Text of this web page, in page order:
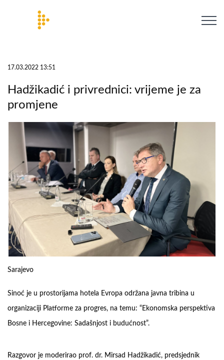
17.03.2022 13:51
Hadžikadić i privrednici: vrijeme je za
promjene
Sarajevo
Sinoć je u prostorijama hotela Evropa održana javna tribina u
organizaciji Platforme za progres, na temu: “Ekonomska perspektiva
Bosne i Hercegovine: Sadašnjost i budućnost”.
Razgovor je moderirao prof. dr. Mirsad Hadžikadić, predsjednik